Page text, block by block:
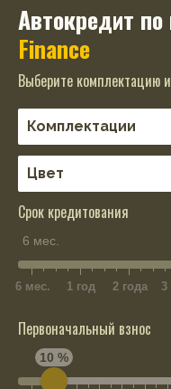
Автокредит по
Finance
Выберите комплектацию
Срок кредитования
6 мес.
6 мес. 1 год 2 года 3
Первоначальный взнос
10 %